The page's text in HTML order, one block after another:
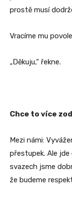
prostě musí
Vracíme mu
„Děkuju,“ řekne.
Chce to více
Mezi námi:
přestupek. Ale jde
svazech jsme
že budeme